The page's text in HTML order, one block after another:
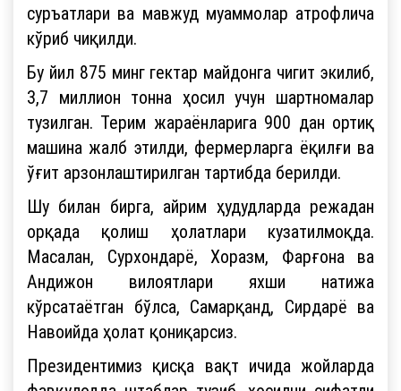
суръатлари ва мавжуд муаммолар атрофлича
кўриб чиқилди.
Бу йил 875 минг гектар майдонга чигит экилиб,
3,7 миллион тонна ҳосил учун шартномалар
тузилган. Терим жараёнларига 900 дан ортиқ
машина жалб этилди, фермерларга ёқилғи ва
ўғит арзонлаштирилган тартибда берилди.
Шу билан бирга, айрим ҳудудларда режадан
орқада қолиш ҳолатлари кузатилмоқда.
Масалан, Сурхондарё, Хоразм, Фарғона ва
Андижон вилоятлари яхши натижа
кўрсатаётган бўлса, Самарқанд, Сирдарё ва
Навоийда ҳолат қониқарсиз.
Президентимиз қисқа вақт ичида жойларда